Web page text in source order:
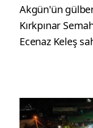
Akgün'ün
Kırkpınar
Ecenaz Keleş